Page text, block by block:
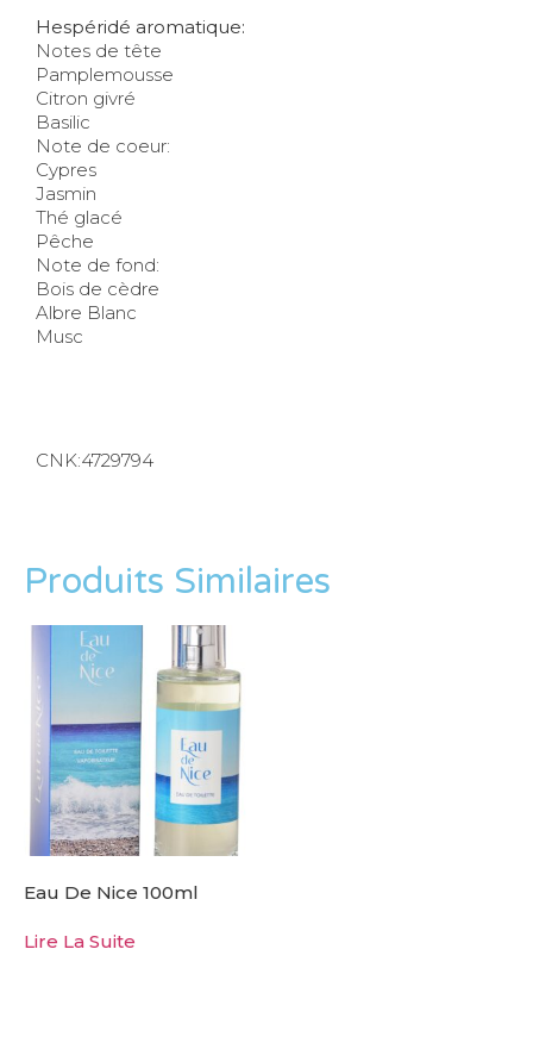
Hespéridé aromatique:
Notes de tête
Pamplemousse
Citron givré
Basilic
Note de coeur:
Cypres
Jasmin
Thé glacé
Pêche
Note de fond:
Bois de cèdre
Albre Blanc
Musc
CNK:4729794
Produits Similaires
Eau De Nice 100ml
Lire La Suite